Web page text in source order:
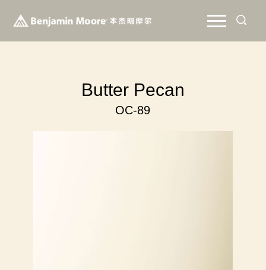
Butter Pecan
OC-89